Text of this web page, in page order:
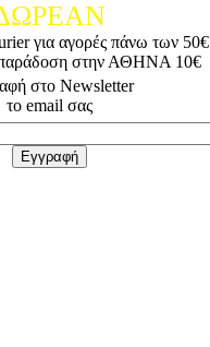
για αγορές πάνω των 50€
στην ΑΘΗΝΑ 10€
στο Newsletter
το email σας